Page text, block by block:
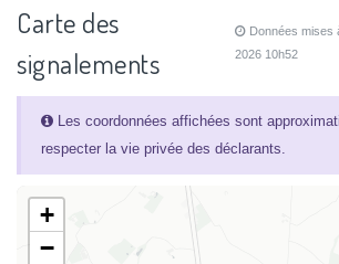
Carte des
signalements
Données mises
2026 10h52
Les coordonnées affichées sont
respecter la vie privée des déclarants.
+
−